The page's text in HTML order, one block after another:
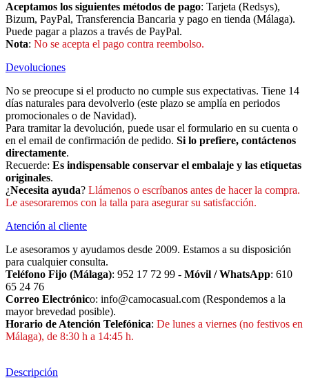
Aceptamos los siguientes métodos de pago: Tarjeta (Redsys),
Bizum, PayPal, Transferencia Bancaria y pago en tienda (Málaga).
Puede pagar a plazos a través de PayPal.
Nota: No se acepta el pago contra reembolso.
Devoluciones
No se preocupe si el producto no cumple sus expectativas. Tiene 14
días naturales para devolverlo (este plazo se amplía en periodos
promocionales o de Navidad).
Para tramitar la devolución, puede usar el formulario en su cuenta o
en el email de confirmación de pedido. Si lo prefiere, contáctenos
directamente.
Recuerde: Es indispensable conservar el embalaje y las etiquetas
originales.
¿Necesita ayuda? Llámenos o escríbanos antes de hacer la compra.
Le asesoraremos con la talla para asegurar su satisfacción.
Atención al cliente
Le asesoramos y ayudamos desde 2009. Estamos a su disposición
para cualquier consulta.
Teléfono Fijo (Málaga): 952 17 72 99 - Móvil / WhatsApp: 610
65 24 76
Correo Electrónico: info@camocasual.com (Respondemos a la
mayor brevedad posible).
Horario de Atención Telefónica: De lunes a viernes (no festivos en
Málaga), de 8:30 h a 14:45 h.
Descripción